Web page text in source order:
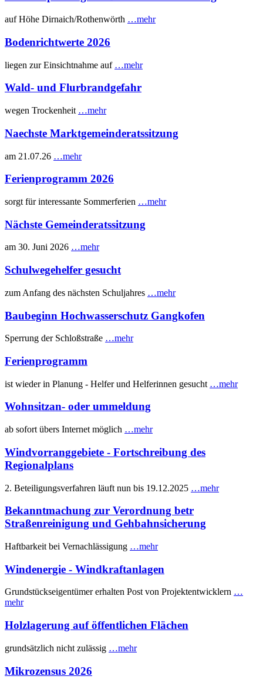
auf Höhe Dirnaich/Rothenwörth …mehr
Bodenrichtwerte 2026
liegen zur Einsichtnahme auf …mehr
Wald- und Flurbrandgefahr
wegen Trockenheit …mehr
Naechste Marktgemeinderatssitzung
am 21.07.26 …mehr
Ferienprogramm 2026
sorgt für interessante Sommerferien …mehr
Nächste Gemeinderatssitzung
am 30. Juni 2026 …mehr
Schulwegehelfer gesucht
zum Anfang des nächsten Schuljahres …mehr
Baubeginn Hochwasserschutz Gangkofen
Sperrung der Schloßstraße …mehr
Ferienprogramm
ist wieder in Planung - Helfer und Helferinnen gesucht …mehr
Wohnsitzan- oder ummeldung
ab sofort übers Internet möglich …mehr
Windvorranggebiete - Fortschreibung des
Regionalplans
2. Beteiligungsverfahren läuft nun bis 19.12.2025 …mehr
Bekanntmachung zur Verordnung betr
Straßenreinigung und Gehbahnsicherung
Haftbarkeit bei Vernachlässigung …mehr
Windenergie - Windkraftanlagen
Grundstückseigentümer erhalten Post von Projektentwicklern …
mehr
Holzlagerung auf öffentlichen Flächen
grundsätzlich nicht zulässig …mehr
Mikrozensus 2026